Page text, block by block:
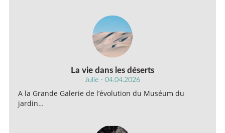
La vie dans les déserts
Julie - 04.04.2026
A la Grande Galerie de l’évolution du Muséum du
jardin…